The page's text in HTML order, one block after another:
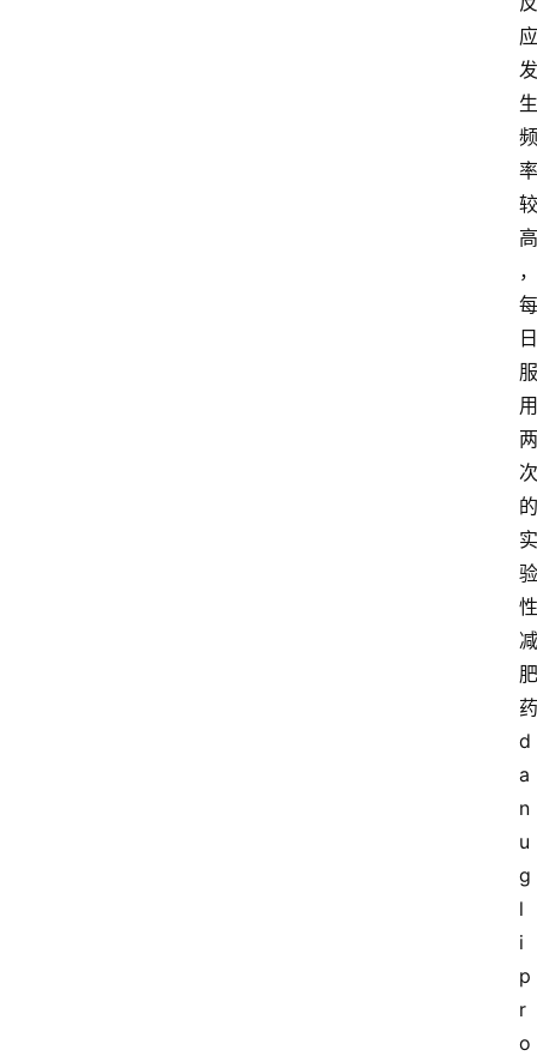
应
发
生
频
率
较
高
，
每
日
服
用
两
次
的
实
验
性
减
肥
药
d
a
n
u
g
l
i
p
r
o